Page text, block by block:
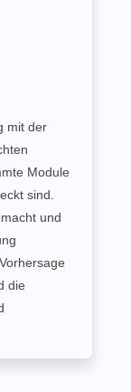
mit der
Module
sind.
und
die